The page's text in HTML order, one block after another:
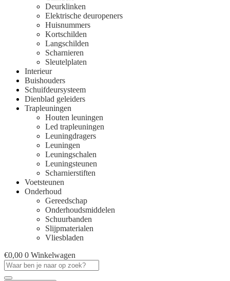
Deurklinken
Elektrische deuropeners
Huisnummers
Kortschilden
Langschilden
Scharnieren
Sleutelplaten
Interieur
Buishouders
Schuifdeursysteem
Dienblad geleiders
Trapleuningen
Houten leuningen
Led trapleuningen
Leuningdragers
Leuningen
Leuningschalen
Leuningsteunen
Scharnierstiften
Voetsteunen
Onderhoud
Gereedschap
Onderhoudsmiddelen
Schuurbanden
Slijpmaterialen
Vliesbladen
€0,00 0 Winkelwagen
Search
...